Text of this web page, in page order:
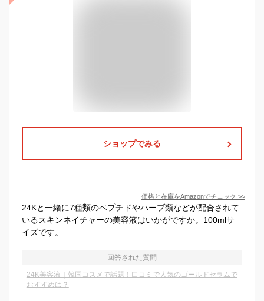
ショップでみる
価格と在庫をAmazonでチェック >>
24Kと一緒に7種類のペプチドやハーブ類などが配合されて
いるスキンネイチャーの美容液はいかがですか。100mlサ
イズです。
回答された質問
24K美容液｜韓国コスメで話題！口コミで人気のゴールドセラムで
おすすめは？